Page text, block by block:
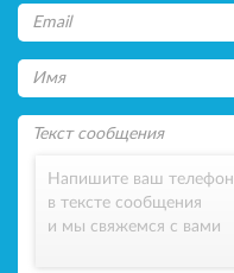
Напишите ваш телефон
в тексте сообщения
и мы свяжемся с вами